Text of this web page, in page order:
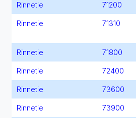
Rinnetie 71200
Rinnetie 71310
Rinnetie 71800
Rinnetie 72400
Rinnetie 73600
Rinnetie 73900